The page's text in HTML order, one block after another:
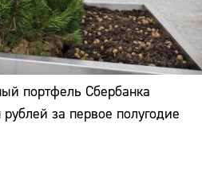
портфель Сбербанка
за первое полугодие